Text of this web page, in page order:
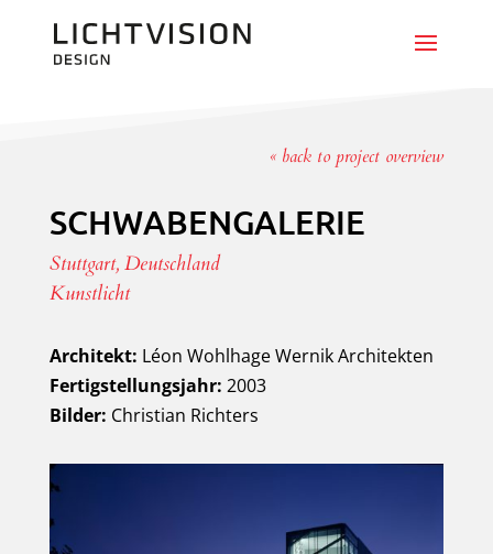
« back to project overview
SCHWABENGALERIE
Stuttgart, Deutschland
Kunstlicht
Architekt: Léon Wohlhage Wernik Architekten
Fertigstellungsjahr: 2003
Bilder: Christian Richters